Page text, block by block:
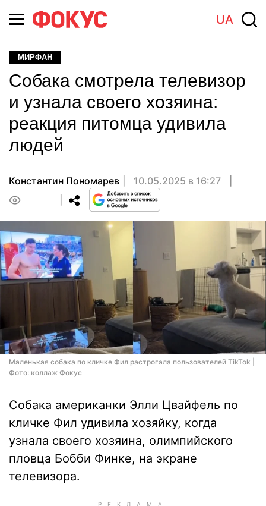
UA
МИРФАН
Собака смотрела телевизор
и узнала своего хозяина:
реакция питомца удивила
людей
Константин Пономарев
10.05.2025 в 16:27
Маленькая собака по кличке Фил растрогала пользователей TikTok |
Фото: коллаж Фокус
Собака американки Элли Цвайфель по
кличке Фил удивила хозяйку, когда
узнала своего хозяина, олимпийского
пловца Бобби Финке, на экране
телевизора.